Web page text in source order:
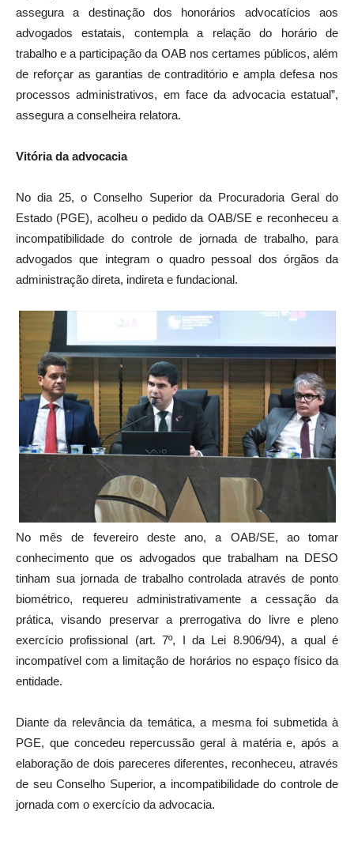
assegura a destinação dos honorários advocatícios aos
advogados estatais, contempla a relação do horário de
trabalho e a participação da OAB nos certames públicos, além
de reforçar as garantias de contraditório e ampla defesa nos
processos administrativos, em face da advocacia estatual”,
assegura a conselheira relatora.
Vitória da advocacia
No dia 25, o Conselho Superior da Procuradoria Geral do
Estado (PGE), acolheu o pedido da OAB/SE e reconheceu a
incompatibilidade do controle de jornada de trabalho, para
advogados que integram o quadro pessoal dos órgãos da
administração direta, indireta e fundacional.
No mês de fevereiro deste ano, a OAB/SE, ao tomar
conhecimento que os advogados que trabalham na DESO
tinham sua jornada de trabalho controlada através de ponto
biométrico, requereu administrativamente a cessação da
prática, visando preservar a prerrogativa do livre e pleno
exercício profissional (art. 7º, I da Lei 8.906/94), a qual é
incompatível com a limitação de horários no espaço físico da
entidade.
Diante da relevância da temática, a mesma foi submetida à
PGE, que concedeu repercussão geral à matéria e, após a
elaboração de dois pareceres diferentes, reconheceu, através
de seu Conselho Superior, a incompatibilidade do controle de
jornada com o exercício da advocacia.